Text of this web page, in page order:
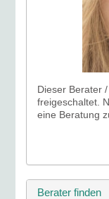
Dieser Berater
freigeschaltet.
eine Beratung
Berater finden